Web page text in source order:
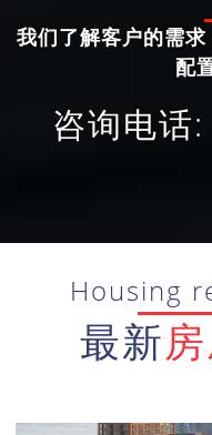
我们了解客户的需
配
咨询电话
Housing
最新